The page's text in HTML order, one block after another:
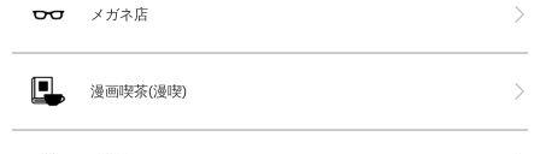
メガネ店
漫画喫茶(漫喫)